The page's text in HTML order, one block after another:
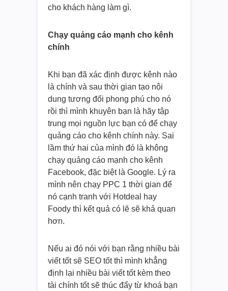
cho khách hàng làm gì.
Chạy quảng cáo mạnh cho kênh
chính
Khi bạn đã xác định được kênh nào
là chính và sau thời gian tạo nội
dung tương đối phong phú cho nó
rồi thì mình khuyên bạn là hãy tập
trung mọi nguồn lực bạn có để chạy
quảng cáo cho kênh chính này. Sai
lầm thứ hai của mình đó là không
chạy quảng cáo mạnh cho kênh
Facebook, đặc biệt là Google. Lý ra
mình nên chạy PPC 1 thời gian để
nó cạnh tranh với Hotdeal hay
Foody thì kết quả có lẽ sẽ khả quan
hơn.
Nếu ai đó nói với bạn rằng nhiều bài
viết tốt sẽ SEO tốt thì mình khẳng
định lại nhiều bài viết tốt kèm theo
tài chính tốt sẽ thúc đẩy từ khoá bạn